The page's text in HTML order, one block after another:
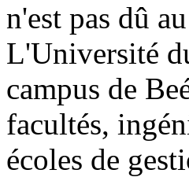
n'est pas dû
L'Université
campus de
facultés,
écoles de